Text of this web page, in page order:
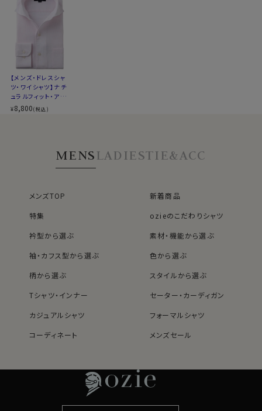
スポット商品につき再入荷はございませんのでご了承く
ください
▼ナチュラルフィットとは？
後ろ身頃にダーツを入れて、ウエスト部分をやや絞ったス
タイルです。
適度に絞ったウエストラインは細すぎず、それでいてダボ
つきのないシルエット。
は絞りを若干ゆるくしております。 細さを気にせず一般的
なサイズと同じ感覚でお選びください。
【メンズ・ドレスシャ
ツ・ワイシャツ】ナチ
ュラルフィット・アイ
スコットン・プレミア
ムコットン・イージ
¥8,800(税込)
MENSLADIESTIE&ACC
メンズTOP
新着商品
特集
ozieのこだわりシャツ
衿型から選ぶ
素材・機能から選ぶ
袖・カフス型から選ぶ
色から選ぶ
柄から選ぶ
スタイルから選ぶ
Tシャツ・インナー
セーター・カーディガン
カジュアルシャツ
フォーマルシャツ
コーディネート
メンズセール
袖・カフス型から選ぶ
色から選ぶ
柄から選ぶ
カフスボタン
サスペンダー